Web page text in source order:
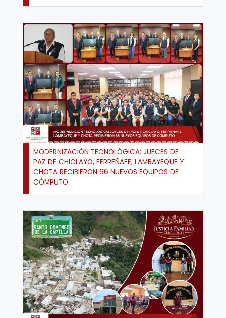
MODERNIZACIÓN TECNOLÓGICA: JUECES DE
PAZ DE CHICLAYO, FERREÑAFE, LAMBAYEQUE Y
CHOTA RECIBIERON 66 NUEVOS EQUIPOS DE
CÓMPUTO